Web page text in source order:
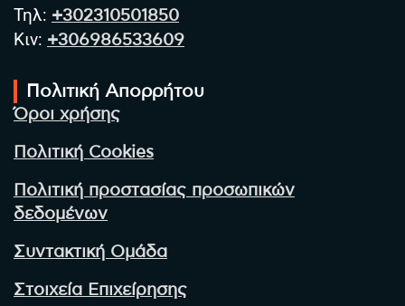
Τηλ: +302310501850
Κιν: +306986533609
Πολιτική Απορρήτου
Όροι χρήσης
Πολιτική Cookies
Πολιτική προστασίας προσωπικών
δεδομένων
Συντακτική Ομάδα
Στοιχεία Επιχείρησης